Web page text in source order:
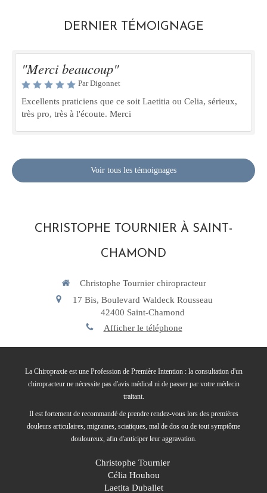
DERNIER TÉMOIGNAGE
"Merci beaucoup"
Par Digonnet
Excellents praticiens que ce soit Laetitia ou Celia, sérieux,
très pro, très à l'écoute. Merci
Voir tous les témoignages
CHRISTOPHE TOURNIER À SAINT-
CHAMOND
Christophe Tournier chiropracteur
17 Bis, Boulevard Waldeck Rousseau
42400 Saint-Chamond
Afficher le téléphone
La Chiropraxie est une Profession de Première Intention : la consultation d'un
chiropracteur ne nécessite pas d'avis médical ni de passer par votre médecin
traitant.
Il est fortement de recommandé de prendre rendez-vous lors des premières
douleurs articulaires, migraines, sciatiques, mal de dos ou de tout symptôme
douloureux, afin d'anticiper leur aggravation.
Christophe Tournier
Célia Houhou
Laetita Duballet